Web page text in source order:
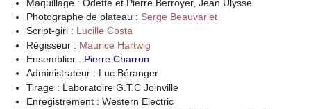
Maquillage : Odette et Pierre Berroyer, Jean Ulysse
Photographe de plateau : Serge Beauvarlet
Script-girl : Lucille Costa
Régisseur : Maurice Hartwig
Ensemblier : Pierre Charron
Administrateur : Luc Béranger
Tirage : Laboratoire G.T.C Joinville
Enregistrement : Western Electric